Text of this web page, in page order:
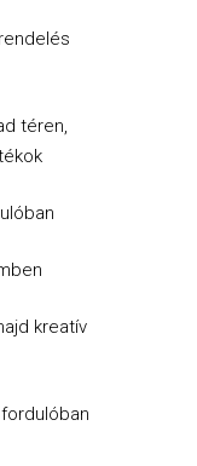
téren,
kreatív